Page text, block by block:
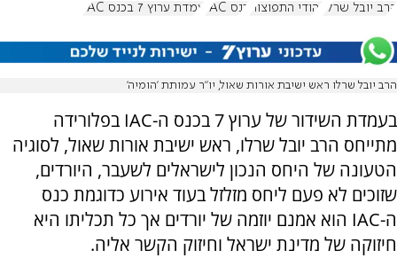
הרב יובל שרלו יהודי התפוצות כנס IAC עמדת ערוץ 7 בכנס IAC
הרב יובל שרלו ראש ישיבת אורות שאול, יו״ר עמותת 'הומיה'
בעמדת השידור של ערוץ 7 בכנס ה- IAC בפלורידה
מתייחס הרב יובל שרלו, ראש ישיבת אורות שאול, לסוגיה
הטעונה של היחס הנכון לישראלים לשעבר, היורדים,
שזוכים לא פעם ליחס מזלזל בעוד אירוע כדוגמת כנס
ה-IAC הוא אמנם יוזמה של יורדים אך כל תכליתו היא
חיזוקה של מדינת ישראל וחיזוק הקשר אליה.